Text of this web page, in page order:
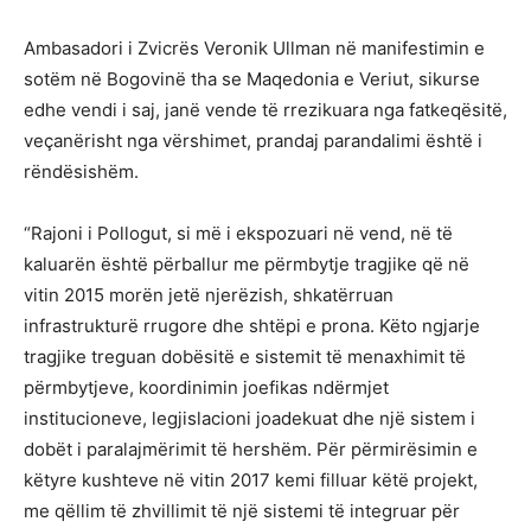
Ambasadori i Zvicrës Veronik Ullman në manifestimin e
sotëm në Bogovinë tha se Maqedonia e Veriut, sikurse
edhe vendi i saj, janë vende të rrezikuara nga fatkeqësitë,
veçanërisht nga vërshimet, prandaj parandalimi është i
rëndësishëm.
“Rajoni i Pollogut, si më i ekspozuari në vend, në të
kaluarën është përballur me përmbytje tragjike që në
vitin 2015 morën jetë njerëzish, shkatërruan
infrastrukturë rrugore dhe shtëpi e prona. Këto ngjarje
tragjike treguan dobësitë e sistemit të menaxhimit të
përmbytjeve, koordinimin joefikas ndërmjet
institucioneve, legjislacioni joadekuat dhe një sistem i
dobët i paralajmërimit të hershëm. Për përmirësimin e
këtyre kushteve në vitin 2017 kemi filluar këtë projekt,
me qëllim të zhvillimit të një sistemi të integruar për